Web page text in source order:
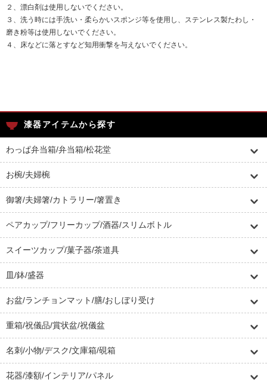
２、漂白剤は使用しないでください。
３、洗う時には手洗い・柔らかいスポンジ等を使用し、ステンレス製たわし・
磨き粉等は使用しないでください。
４、床などに落とすなど知用衝撃を与えないでください。
漆器アイテムから探す
わっぱ弁当箱/弁当箱/松花堂
お椀/夫婦椀
御箸/夫婦箸/カトラリー/箸置き
ペアカップ/フリーカップ/酒器/スリムボトル
スイーツカップ/菓子器/茶道具
皿/鉢/盛器
お盆/ランチョンマット/膳/おしぼり受け
重箱/祝儀品/賞状盆/祝儀盆
名刺/小物/デスク/文庫箱/硯箱
花器/漆額/インテリア/パネル